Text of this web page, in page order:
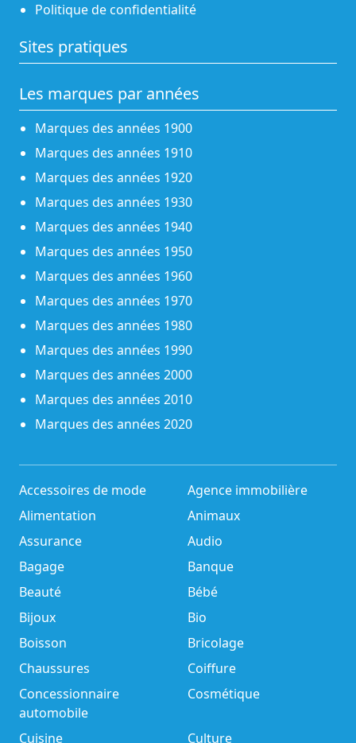
Politique de confidentialité
Sites pratiques
Les marques par années
Marques des années 1900
Marques des années 1910
Marques des années 1920
Marques des années 1930
Marques des années 1940
Marques des années 1950
Marques des années 1960
Marques des années 1970
Marques des années 1980
Marques des années 1990
Marques des années 2000
Marques des années 2010
Marques des années 2020
Accessoires de mode
Agence immobilière
Alimentation
Animaux
Assurance
Audio
Bagage
Banque
Beauté
Bébé
Bijoux
Bio
Boisson
Bricolage
Chaussures
Coiffure
Concessionnaire
automobile
Cosmétique
Cuisine
Culture